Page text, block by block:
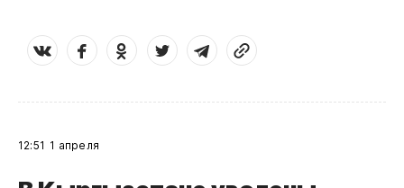
12:51 1 апреля